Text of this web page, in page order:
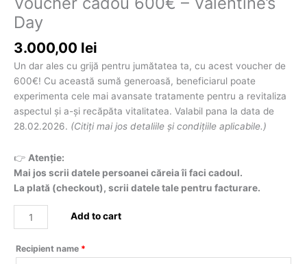
Day
3.000,00 lei
Un dar ales cu grijă pentru jumătatea ta, cu acest voucher de
600€! Cu această sumă generoasă, beneficiarul poate
experimenta cele mai avansate tratamente pentru a revitaliza
aspectul și a-și recăpăta vitalitatea. Valabil pana la data de
28.02.2026. (Citiți mai jos detaliile și condițiile aplicabile.)
👉 Atenție:
Mai jos scrii datele persoanei căreia îi faci cadoul.
La plată (checkout), scrii datele tale pentru facturare.
Valentine's
Day
Add to cart
Recipient name *